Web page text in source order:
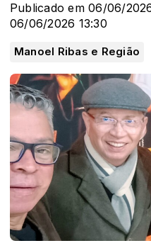
Publicado em 06/06/
06/06/2026 13:30
Manoel Ribas e Região